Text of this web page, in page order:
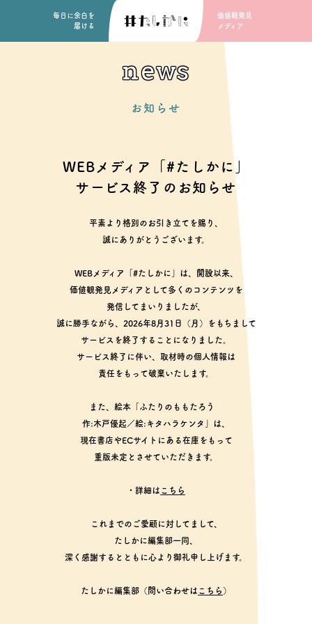
毎日に余白を
届ける
価値観発見
メディア
news
お知らせ
WEBメディア「#たしかに」
サービス終了のお知らせ
平素より格別のお引き立てを賜り、
誠にありがとうございます。
WEBメディア「#たしかに」は、開設以来、
価値観発見メディアとして多くのコンテンツを
発信してまいりましたが、
誠に勝手ながら、2026年8月31日（月）をもちまして
サービスを終了することになりました。
サービス終了に伴い、取材時の個人情報は
責任をもって破棄いたします。
また、絵本「ふたりのももたろう
作:木戸優起／絵:キタハラケンタ」は、
現在書店やECサイトにある在庫をもって
重版未定とさせていただきます。
・詳細は こちら
これまでのご愛顧に対してまして、
たしかに編集部一同、
深く感謝するとともに心より御礼申し上げます。
たしかに編集部（問い合わせは こちら ）